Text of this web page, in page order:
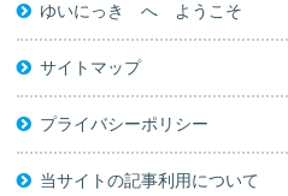
ゆいにっき へ ようこそ
サイトマップ
プライバシーポリシー
当サイトの記事利用について